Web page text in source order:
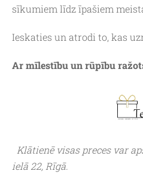
sīkumiem līdz īpašiem
Ieskaties un atrodi to, kas
Ar mīlestību un rūpību
Klātienē visas preces var
ielā 22, Rīgā.